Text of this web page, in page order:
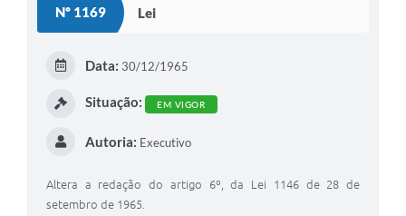
Nº 1169 Lei
Data: 30/12/1965
Situação: EM VIGOR
Autoria: Executivo
Altera a redação do artigo 6º, da Lei 1146 de 28 de
setembro de 1965.